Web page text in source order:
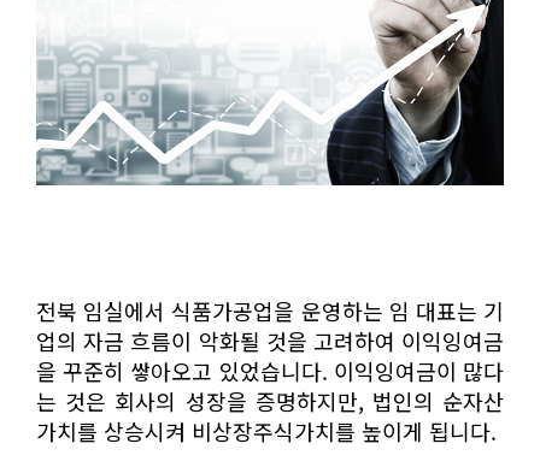
전북 임실에서 식품가공업을 운영하는 임 대표는 기
업의 자금 흐름이 악화될 것을 고려하여 이익잉여금
을 꾸준히 쌓아오고 있었습니다. 이익잉여금이 많다
는 것은 회사의 성장을 증명하지만, 법인의 순자산
가치를 상승시켜 비상장주식가치를 높이게 됩니다.